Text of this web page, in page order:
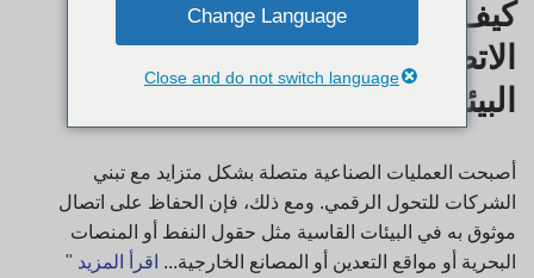
كيف تضمن أجهزة 5G 5G IP67
الاتصال الصناعي الموثوق به في
البيئات القاسية
أصبحت العمليات الصناعية متصلة بشكل متزايد مع تبني
الشركات للتحول الرقمي. ومع ذلك، فإن الحفاظ على اتصال
موثوق به في البيئات القاسية مثل حقول النفط أو المنصات
البحرية أو مواقع التعدين أو المصانع الخارجية... اقرأ المزيد "
Change Language
Close and do not switch language